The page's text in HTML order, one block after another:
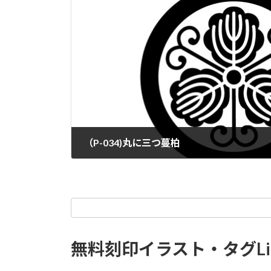
（P-034)丸に三つ蔓柏
無料刻印イラスト・タグ